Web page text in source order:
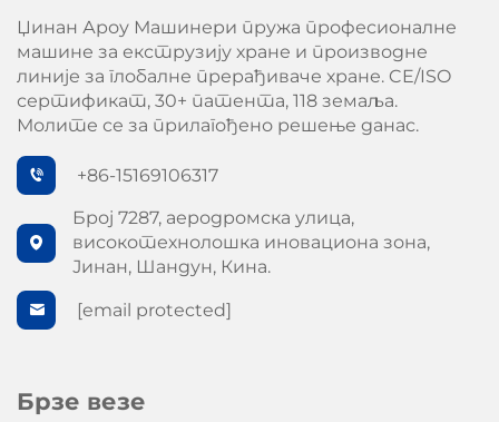
Џинан Ароу Машинери пружа професионалне
машине за екструзију хране и производне
линије за глобалне прерађиваче хране. CE/ISO
сертификат, 30+ патента, 118 земаља.
Молите се за прилагођено решење данас.
+86-15169106317
Број 7287, аеродромска улица,
високотехнолошка иновациона зона,
Јинан, Шандун, Кина.
[email protected]
Брзе везе